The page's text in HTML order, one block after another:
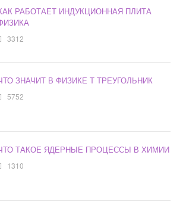
РАБОТАЕТ ИНДУКЦИОННАЯ ПЛИТА
3312
ЗНАЧИТ В ФИЗИКЕ T ТРЕУГОЛЬНИК
5752
ТАКОЕ ЯДЕРНЫЕ ПРОЦЕССЫ В ХИМИИ
1310